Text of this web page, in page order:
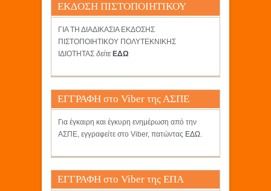
ΕΚΔΟΣΗ ΠΙΣΤΟΠΟΙΗΤΙΚΟΥ
ΓΙΑ ΤΗ ΔΙΑΔΙΚΑΣΙΑ ΕΚΔΟΣΗΣ
ΠΙΣΤΟΠΟΙΗΤΙΚΟΥ ΠΟΛΥΤΕΚΝΙΚΗΣ
ΙΔΙΟΤΗΤΑΣ δείτε ΕΔΩ
ΕΓΓΡΑΦΗ στο Viber της ΑΣΠΕ
Για έγκαιρη και έγκυρη ενημέρωση από την
ΑΣΠΕ, εγγραφείτε στο Viber, πατώντας ΕΔΩ.
ΕΓΓΡΑΦΗ στο Viber της ΕΠΑ